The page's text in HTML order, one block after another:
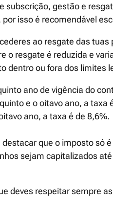
subscrição, gestão e
por isso é recomendável
ao resgate das
o resgate é reduzida e
dentro ou fora dos limites
ano de vigência do
e o oitavo ano, a taxa
ano, a taxa é de 8,6%.
destacar que o imposto só
sejam capitalizados
deves respeitar sempre